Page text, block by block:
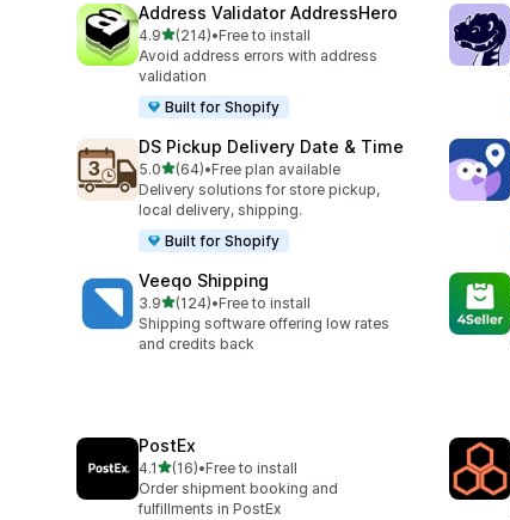
Address Validator AddressHero
4.95つ星中
(214)
合計レビュー数：214件
•Free to install
Avoid address errors with address
validation
Built for Shopify
DS Pickup Delivery Date & Time
5.05つ星中
(64)
合計レビュー数：64件
•Free plan available
Delivery solutions for store pickup,
local delivery, shipping.
Built for Shopify
Veeqo Shipping
3.95つ星中
(124)
合計レビュー数：124件
•Free to install
Shipping software offering low rates
and credits back
PostEx
4.15つ星中
(16)
合計レビュー数：16件
•Free to install
Order shipment booking and
fulfillments in PostEx